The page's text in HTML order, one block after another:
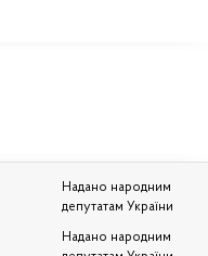
Надано народним
депутатам України
Надано народним